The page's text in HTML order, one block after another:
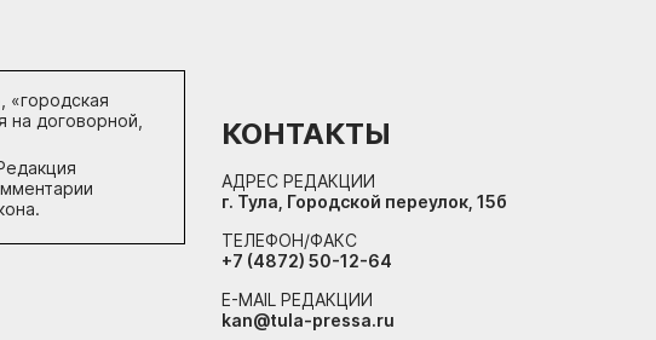
«городская
на договорной,
КОНТАКТЫ
АДРЕС РЕДАКЦИИ
г. Тула, Городской переулок, 15б
ТЕЛЕФОН/ФАКС
+7 (4872) 50-12-64
E-MAIL РЕДАКЦИИ
kan@tula-pressa.ru